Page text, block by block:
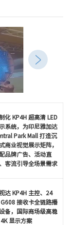
化 KP4H 超高清 LED
系统，为印尼雅加达
Park Mall 打造沉
商业视觉展示矩阵，
品牌广告、活动直
客流引导全场景需求
达 KP4H 主控、24
接收卡全链路播
备，国际商场级高稳
4K 显示方案